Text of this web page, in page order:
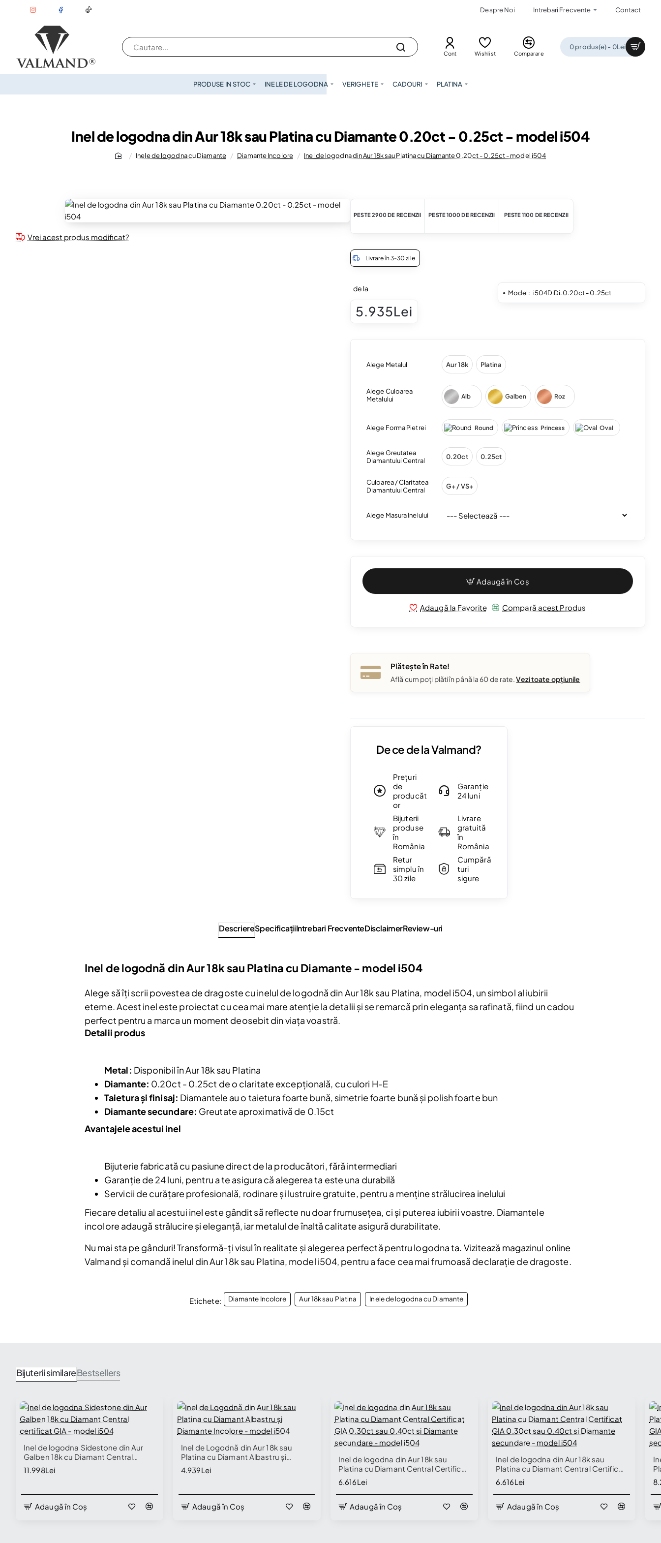
abonându-te la newsletter-ul nostru.
Email
Despre Noi Intrebari Frecvente Contact
Cautare... Cont Wishlist Comparare
0 produs(e) - 0Lei
PRODUSE IN STOC INELE DE LOGODNA VERIGHETE CADOURI PLATINA
Inel de logodna din Aur 18k sau Platina cu Diamante 0.20ct - 0.25ct - model i504
Inele de logodna cu Diamante Diamante Incolore Inel de logodna din Aur 18k sau Platina cu Diamante 0.20ct - 0.25ct - model i504
Vrei acest produs modificat?
PESTE 2900 DE RECENZII PESTE 1000 DE RECENZII PESTE 1100 DE RECENZII
Livrare în 3-30 zile
de la
5.935Lei
Model: i504DiDi.0.20ct - 0.25ct
Alege Metalul Aur 18k Platina
Alege Culoarea
Metalului
Alb Galben Roz
Alege Forma Pietrei Round Princess Oval
Alege Greutatea
Diamantului Central
0.20ct 0.25ct
Culoarea / Claritatea
Diamantului Central
G+ / VS+
Alege Masura Inelului
Adaugă în Coș
Adaugă la Favorite Compară acest Produs
Plătește în Rate!
Află cum poți plăti în până la 60 de rate.Vezi toate opțiunile
De ce de la Valmand?
Prețuri
de
producăt
or
Garanție
24 luni
Bijuterii
produse
în
România
Livrare
gratuită
în
România
Retur
simplu în
30 zile
Cumpără
turi
sigure
DescriereSpecificaţiiIntrebari FrecventeDisclaimerReview-uri
Inel de logodnă din Aur 18k sau Platina cu Diamante - model i504
Alege să îți scrii povestea de dragoste cu inelul de logodnă din Aur 18k sau Platina, model i504, un simbol al iubirii
eterne. Acest inel este proiectat cu cea mai mare atenție la detalii și se remarcă prin eleganța sa rafinată, fiind un cadou
perfect pentru a marca un moment deosebit din viața voastră.
Detalii produs
Metal: Disponibil în Aur 18k sau Platina
Diamante: 0.20ct - 0.25ct de o claritate excepțională, cu culori H-E
Taietura și finisaj: Diamantele au o taietura foarte bună, simetrie foarte bună și polish foarte bun
Diamante secundare: Greutate aproximativă de 0.15ct
Avantajele acestui inel
Bijuterie fabricată cu pasiune direct de la producători, fără intermediari
Garanție de 24 luni, pentru a te asigura că alegerea ta este una durabilă
Servicii de curățare profesională, rodinare și lustruire gratuite, pentru a menține strălucirea inelului
Fiecare detaliu al acestui inel este gândit să reflecte nu doar frumusețea, ci și puterea iubirii voastre. Diamantele
incolore adaugă strălucire și eleganță, iar metalul de înaltă calitate asigură durabilitate.
Nu mai sta pe gânduri! Transformă-ți visul în realitate și alegerea perfectă pentru logodna ta. Vizitează magazinul online
Valmand și comandă inelul din Aur 18k sau Platina, model i504, pentru a face cea mai frumoasă declarație de dragoste.
Etichete: Diamante Incolore Aur 18k sau Platina Inele de logodna cu Diamante
Bijuterii similareBestsellers
Inel de logodna Sidestone din Aur
Galben 18k cu Diamant Central
certificat GIA - model i504
11.998Lei
Adaugă în Coș
Inel de Logodnă din Aur 18k sau
Platina cu Diamant Albastru și
Diamante Incolore - model i504
4.939Lei
Adaugă în Coș
Inel de logodna din Aur 18k sau
Platina cu Diamant Central Certificat
GIA 0.30ct sau 0.40ct si Diamante
secundare - model i504
6.616Lei
Adaugă în Coș
Inel de logodna din Aur 18k sau
Platina cu Diamant Central Certificat
GIA 0.30ct sau 0.40ct si Diamante
secundare - model i504
6.616Lei
Adaugă în Coș